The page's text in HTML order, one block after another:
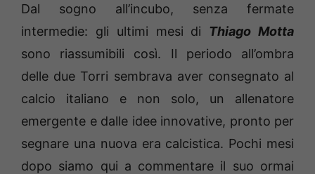
Dal sogno all’incubo, senza fermate
intermedie: gli ultimi mesi di Thiago Motta
sono riassumibili così. Il periodo all’ombra
delle due Torri sembrava aver consegnato al
calcio italiano e non solo, un allenatore
emergente e dalle idee innovative, pronto per
segnare una nuova era calcistica. Pochi mesi
dopo siamo qui a commentare il suo ormai